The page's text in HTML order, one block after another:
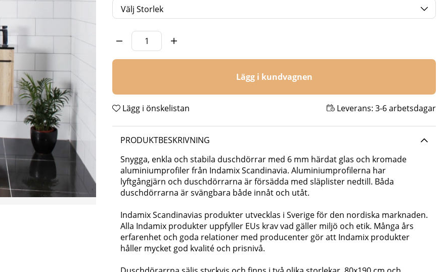
Storlek
Antal
Lägg i kundvagnen
Lägg i önskelistan Leverans: 3-6 arbetsdagar
PRODUKTBESKRIVNING
Snygga, enkla och stabila duschdörrar med 6 mm härdat glas och kromade
aluminiumprofiler från Indamix Scandinavia. Aluminiumprofilerna har
lyftgångjärn och duschdörrarna är försädda med släplister nedtill. Båda
duschdörrarna är svängbara både innåt och utåt.
Indamix Scandinavias produkter utvecklas i Sverige för den nordiska marknaden.
Alla Indamix produkter uppfyller EUs krav vad gäller miljö och etik. Många års
erfarenhet och goda relationer med producenter gör att Indamix produkter
håller mycket god kvalité och prisnivå.